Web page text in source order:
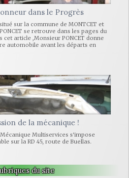
dans le Progrès
sur la commune de MONTCET et
se retrouve dans les pages du
cet article ,Monsieur PONCET donne
automobile avant les départs en
de la mécanique !
Multiservices s'impose
sur la RD 45, route de Buellas.
du site